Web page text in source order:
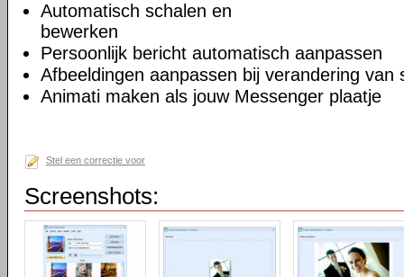
Automatisch schalen en
bewerken
Persoonlijk bericht automatisch aanpassen
Afbeeldingen aanpassen bij verandering van
Animati maken als jouw Messenger plaatje
Stel een correctie voor
Screenshots: